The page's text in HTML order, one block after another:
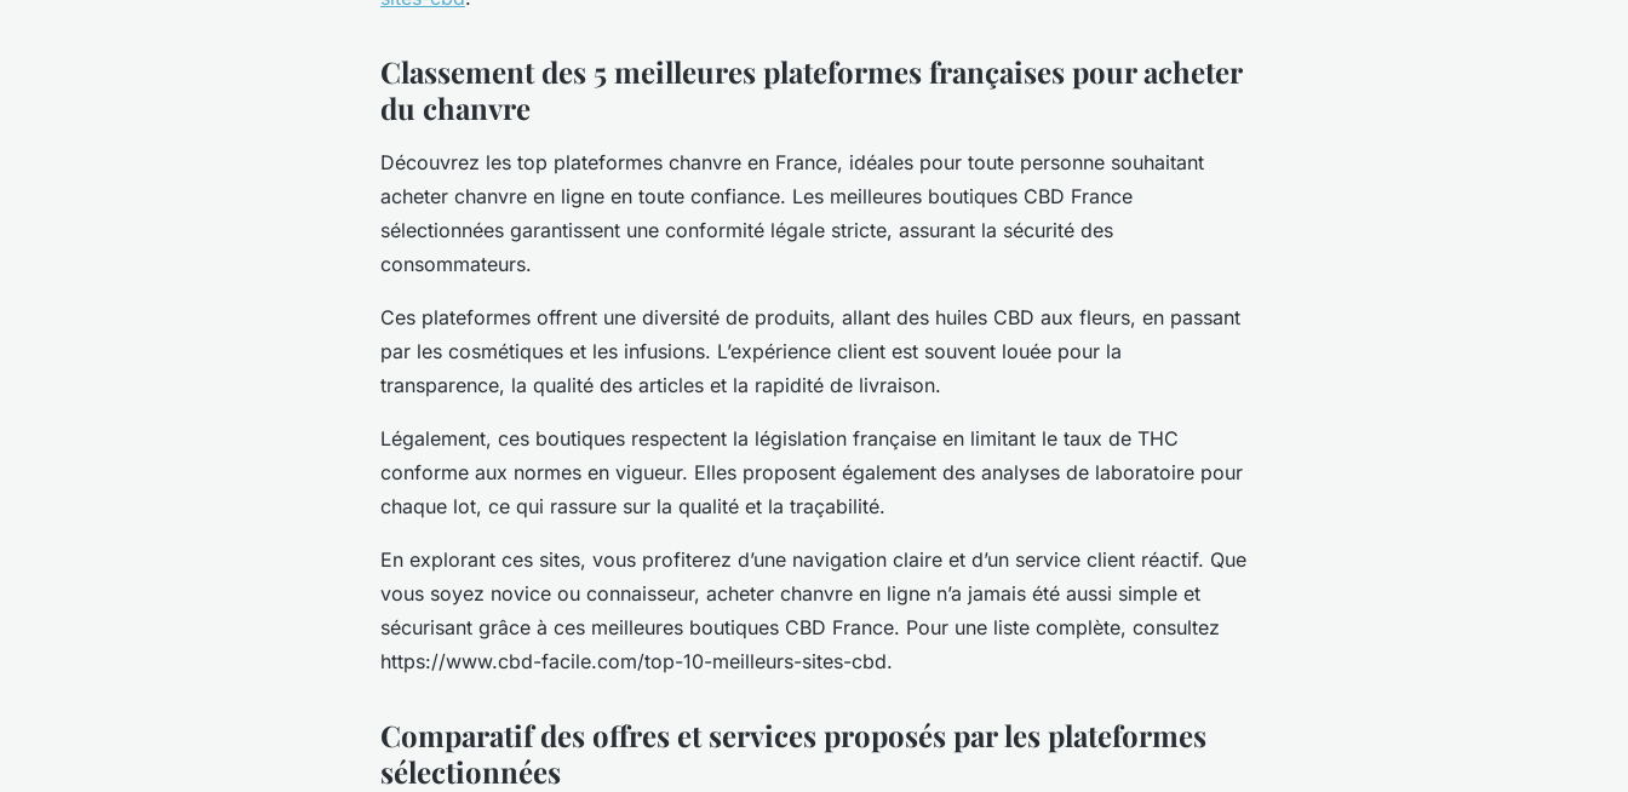
Classement des 5 meilleures plateformes françaises pour acheter
du chanvre
Découvrez les top plateformes chanvre en France, idéales pour toute personne souhaitant
acheter chanvre en ligne en toute confiance. Les meilleures boutiques CBD France
sélectionnées garantissent une conformité légale stricte, assurant la sécurité des
consommateurs.
Ces plateformes offrent une diversité de produits, allant des huiles CBD aux fleurs, en passant
par les cosmétiques et les infusions. L’expérience client est souvent louée pour la
transparence, la qualité des articles et la rapidité de livraison.
Légalement, ces boutiques respectent la législation française en limitant le taux de THC
conforme aux normes en vigueur. Elles proposent également des analyses de laboratoire pour
chaque lot, ce qui rassure sur la qualité et la traçabilité.
En explorant ces sites, vous profiterez d’une navigation claire et d’un service client réactif. Que
vous soyez novice ou connaisseur, acheter chanvre en ligne n’a jamais été aussi simple et
sécurisant grâce à ces meilleures boutiques CBD France. Pour une liste complète, consultez
https://www.cbd-facile.com/top-10-meilleurs-sites-cbd.
Comparatif des offres et services proposés par les plateformes
sélectionnées